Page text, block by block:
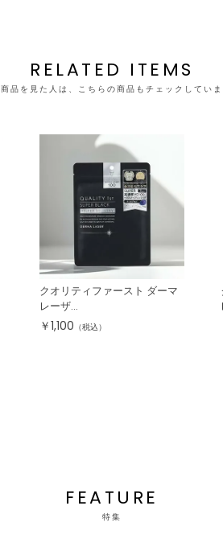
RELATED ITEMS
品を見た人は、こちらの商品もチェックしていま
クオリティファースト ダーマ
レーザ...
￥1,100 （税込）
FEATURE
特集